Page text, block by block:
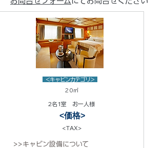
<キャビンカテゴリ>
20㎡
2名1室 お一人様
<価格>
<TAX>
>>キャビン設備について